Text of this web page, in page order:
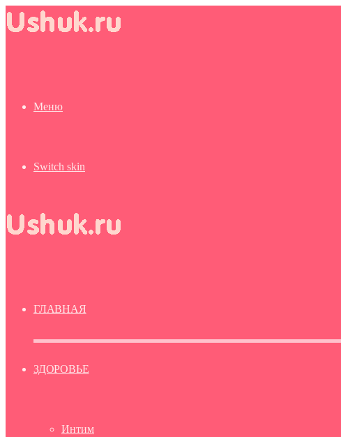
Меню
Switch skin
ГЛАВНАЯ
ЗДОРОВЬЕ
Интим